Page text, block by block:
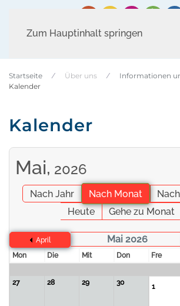
Zum Hauptinhalt springen
Startseite Über uns
Informationen
Kalender
Kalender
Mai, 2026
Nach Jahr Nach Monat
Heute
Gehe zu Monat
April Mai 2026
Mon
Die Mit Don Fre
27 28 29 30 1